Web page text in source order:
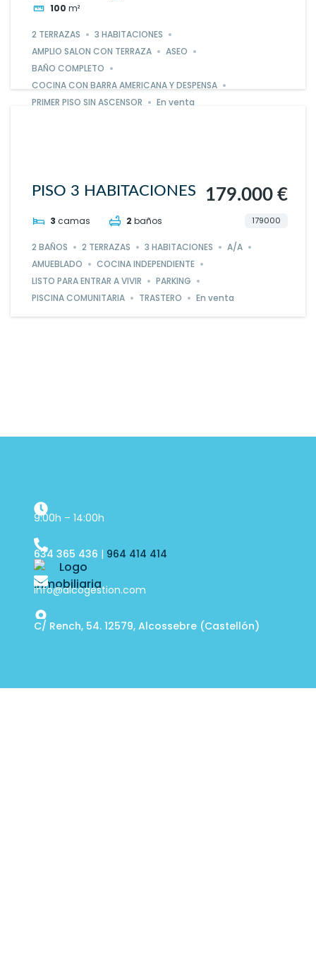
100 m²
2 TERRAZAS
3 HABITACIONES
AMPLIO SALON CON TERRAZA
ASEO
BAÑO COMPLETO
COCINA CON BARRA AMERICANA Y DESPENSA
PRIMER PISO SIN ASCENSOR
En venta
PISO 3 HABITACIONES
3 camas 2 baños
179.000 €
179000
2 BAÑOS 2 TERRAZAS 3 HABITACIONES
A/A
AMUEBLADO
COCINA INDEPENDIENTE
LISTO PARA ENTRAR A VIVIR
PARKING
PISCINA COMUNITARIA
TRASTERO En venta
9:00h – 14:00h
634 365 436 | 964 414 414
info@alcogestion.com
C/ Rench, 54. 12579, Alcossebre (Castellón)